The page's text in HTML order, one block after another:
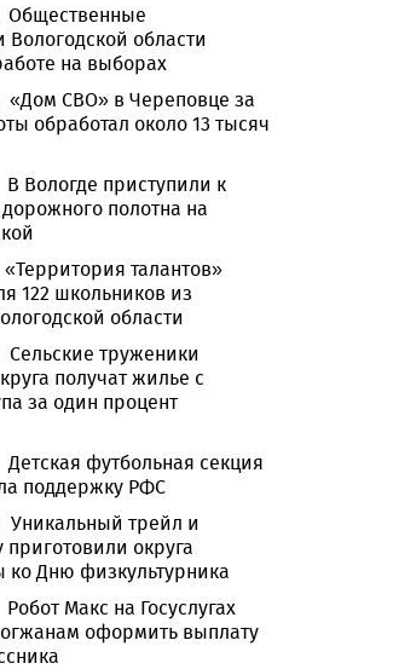
Общественные
Вологодской области
на выборах
«Дом СВО» в Череповце за
обработал около 13 тысяч
В Вологде приступили к
полотна на
«Территория талантов»
122 школьников из
области
Сельские труженики
получат жилье с
за один процент
Детская футбольная секция
поддержку РФС
Уникальный трейл и
округа
ко Дню физкультурника
Робот Макс на Госуслугах
оформить выплату